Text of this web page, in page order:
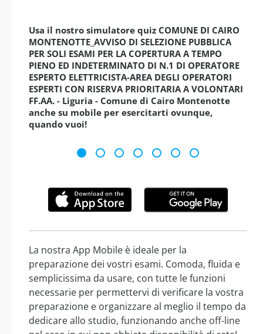
Usa il nostro simulatore quiz COMUNE DI CAIRO
MONTENOTTE_AVVISO DI SELEZIONE PUBBLICA
PER SOLI ESAMI PER LA COPERTURA A TEMPO
PIENO ED INDETERMINATO DI N.1 DI OPERATORE
ESPERTO ELETTRICISTA-AREA DEGLI OPERATORI
ESPERTI CON RISERVA PRIORITARIA A VOLONTARI
FF.AA. - Liguria - Comune di Cairo Montenotte
anche su mobile per esercitarti ovunque,
quando vuoi!
La nostra App Mobile è ideale per la
preparazione dei vostri esami. Comoda, fluida e
semplicissima da usare, con tutte le funzioni
necessarie per permettervi di verificare la vostra
preparazione e organizzare al meglio il tempo da
dedicare allo studio, funzionando anche off-line